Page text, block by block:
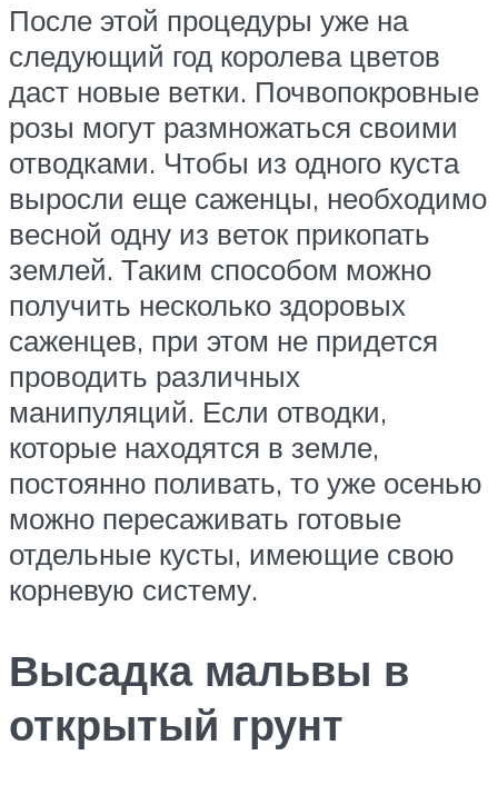
После этой процедуры уже на
следующий год королева цветов
даст новые ветки. Почвопокровные
розы могут размножаться своими
отводками. Чтобы из одного куста
выросли еще саженцы, необходимо
весной одну из веток прикопать
землей. Таким способом можно
получить несколько здоровых
саженцев, при этом не придется
проводить различных
манипуляций. Если отводки,
которые находятся в земле,
постоянно поливать, то уже осенью
можно пересаживать готовые
отдельные кусты, имеющие свою
корневую систему.
Высадка мальвы в
открытый грунт